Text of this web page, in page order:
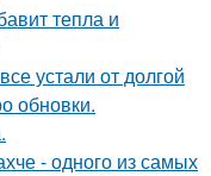
тепла и
устали от долгой
обновки.
- одного из самых